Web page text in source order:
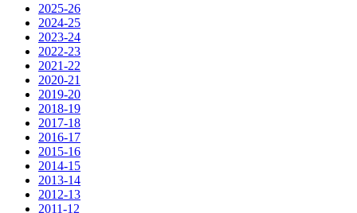
2025-26
2024-25
2023-24
2022-23
2021-22
2020-21
2019-20
2018-19
2017-18
2016-17
2015-16
2014-15
2013-14
2012-13
2011-12